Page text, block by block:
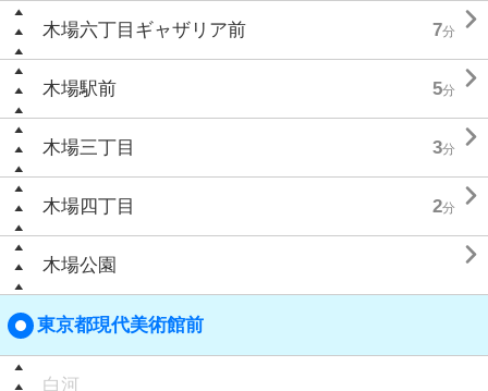
木場六丁目ギャザリア前 7分 
木場駅前 5分 
木場三丁目 3分 
木場四丁目 2分 
木場公園 
東京都現代美術館前
白河